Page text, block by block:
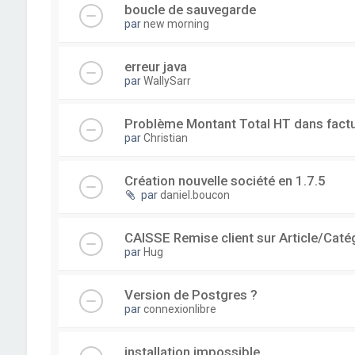
boucle de sauvegarde
parnew morning
erreur java
parWallySarr
Problème Montant Total HT dans
parChristian
Création nouvelle société en 1.7.5
pardaniel.boucon
CAISSE Remise client sur Article/
par Hug
Version de Postgres ?
parconnexionlibre
installation impossible